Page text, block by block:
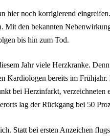
hier noch korrigierend
Mit den bekannten
bis hin zum Tod.
Jahr viele Herzkranke.
Kardiologen bereits im
bei Herzinfarkt, verzeichneten
lag der Rückgang bei 50
Statt bei ersten Anzeichen